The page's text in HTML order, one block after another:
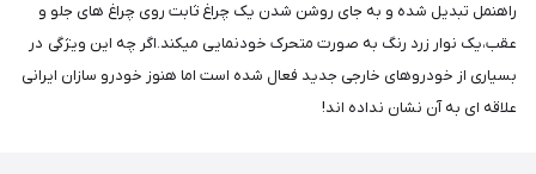
راهنمل تبدیل شده و به جای روشن شدن یک چراغ ثابت روی چراغ های جلو و
عقب،یک نوار زرد رنگ به صورت متحرک خودنمایی میکند.اگر چه این ویژگی در
بسیاری از خودروهای خارجی‌ جدید فعال شده است اما هنوز خودرو سازان ایرانی
علاقه ای به آن نشان نداده اند!